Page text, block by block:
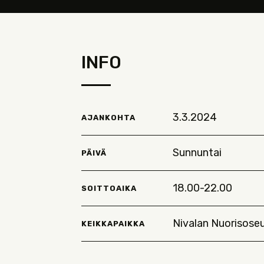
INFO
AJANKOHTA 3.3.2024
PÄIVÄ Sunnuntai
SOITTOAIKA 18.00-22.00
KEIKKAPAIKKA Nivalan